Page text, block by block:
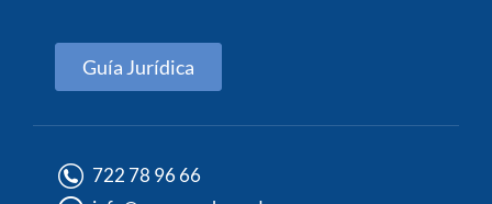
Guía Jurídica
722 78 96 66